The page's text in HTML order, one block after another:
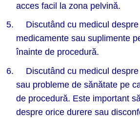
acces facil la zona pelvină.
Discutând cu medicul despre
medicamente sau suplimente
înainte de procedură.
Discutând cu medicul despre
sau probleme de sănătate pe
de procedură. Este important
despre orice durere sau